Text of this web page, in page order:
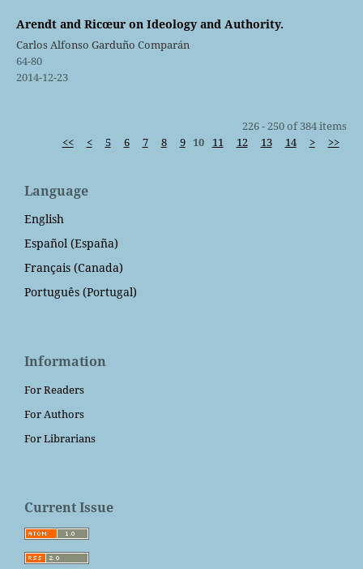
Arendt and Ricœur on Ideology and Authority.
Carlos Alfonso Garduño Comparán
64-80
2014-12-23
226 - 250 of 384 items
<<
< 5 6 7 8 9 10 11 12 13 14 > >>
Language
English
Español (España)
Français (Canada)
Português (Portugal)
Information
For Readers
For Authors
For Librarians
Current Issue